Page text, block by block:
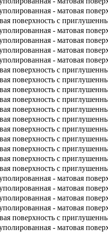
- матовая
поверхность с
- матовая
- матовая
- матовая
- матовая
поверхность с
поверхность с
поверхность с
поверхность с
поверхность с
поверхность с
поверхность с
поверхность с
поверхность с
поверхность с
поверхность с
- матовая
- матовая
- матовая
- матовая
поверхность с
- матовая